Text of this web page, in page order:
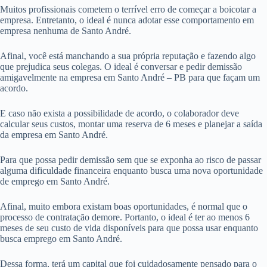
Muitos profissionais cometem o terrível erro de começar a boicotar a
empresa. Entretanto, o ideal é nunca adotar esse comportamento em
empresa nenhuma de Santo André.
Afinal, você está manchando a sua própria reputação e fazendo algo
que prejudica seus colegas. O ideal é conversar e pedir demissão
amigavelmente na empresa em Santo André – PB para que façam um
acordo.
E caso não exista a possibilidade de acordo, o colaborador deve
calcular seus custos, montar uma reserva de 6 meses e planejar a saída
da empresa em Santo André.
Para que possa pedir demissão sem que se exponha ao risco de passar
alguma dificuldade financeira enquanto busca uma nova oportunidade
de emprego em Santo André.
Afinal, muito embora existam boas oportunidades, é normal que o
processo de contratação demore. Portanto, o ideal é ter ao menos 6
meses de seu custo de vida disponíveis para que possa usar enquanto
busca emprego em Santo André.
Dessa forma, terá um capital que foi cuidadosamente pensado para o